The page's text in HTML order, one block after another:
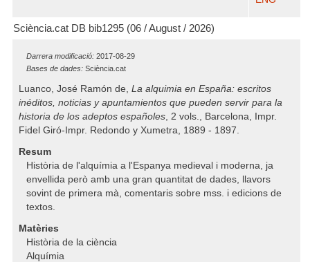
Sciència.cat DB bib1295 (06 / August / 2026)
Darrera modificació: 2017-08-29
Bases de dades: Sciència.cat
Luanco, José Ramón de, La alquimia en España: escritos
inéditos, noticias y apuntamientos que pueden servir para la
historia de los adeptos españoles, 2 vols., Barcelona, Impr.
Fidel Giró-Impr. Redondo y Xumetra, 1889 - 1897.
Resum
Història de l'alquímia a l'Espanya medieval i moderna, ja
envellida però amb una gran quantitat de dades, llavors
sovint de primera mà, comentaris sobre mss. i edicions de
textos.
Matèries
Història de la ciència
Alquímia